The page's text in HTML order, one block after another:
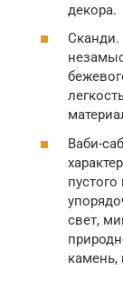
декора.
Сканди.
Ваби-
свет,
камень,